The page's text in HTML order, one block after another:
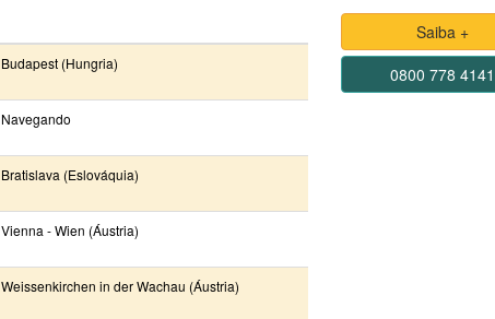
Budapest (Hungria)
Navegando
Bratislava (Eslováquia)
Vienna - Wien (Áustria)
Weissenkirchen in der Wachau (Áustria)
Saiba +
0800 778 4141